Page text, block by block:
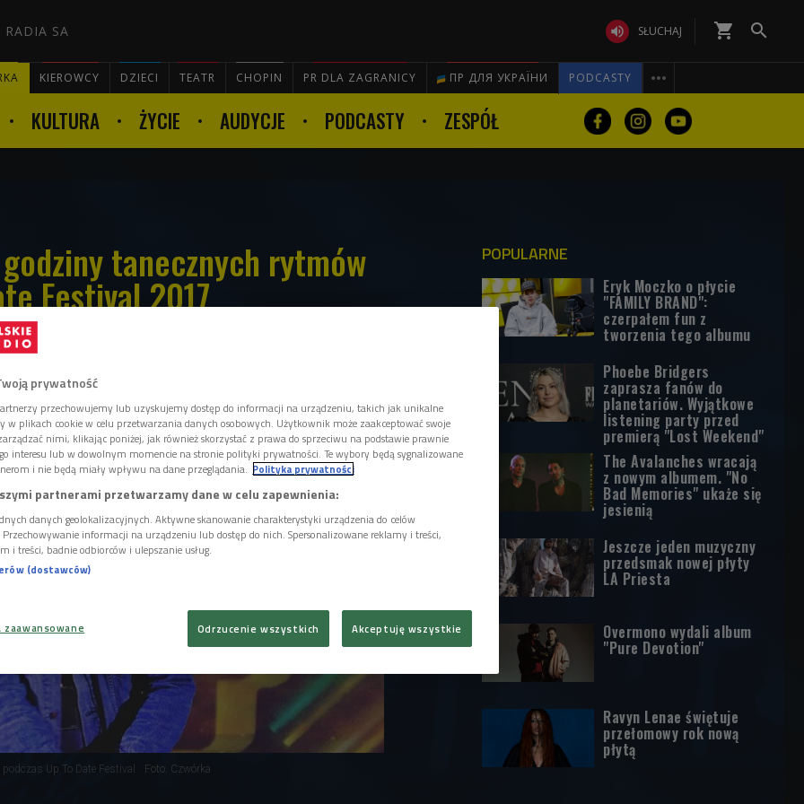
RADIA SA  SŁUCHAJ shopping_cart 
KIEROWCY DZIECI TEATR CHOPIN PR DLA ZAGRANICY ПР ДЛЯ УКРАЇНИ PODCASTY 

KULTURA ŻYCIE AUDYCJE PODCASTY ZESPÓŁ
tanecznych rytmów
Festival 2017
i DJ, prezentujący selekcje
antenie, otworzył drugi dzień Up To
Scenie Czwórki.
Up To Date Festival Foto: Czwórka
POPULARNE
Eryk Moczko o płycie
"FAMILY BRAND":
czerpałem fun z
tworzenia tego albumu
Phoebe Bridgers
zaprasza fanów do
planetariów. Wyjątkowe
listening party przed
premierą "Lost Weekend"
The Avalanches wracają
z nowym albumem. "No
Bad Memories" ukaże się
jesienią
Jeszcze jeden muzyczny
przedsmak nowej płyty
LA Priesta
Overmono wydali album
"Pure Devotion"
Ravyn Lenae świętuje
przełomowy rok nową
płytą
prywatność
przechowujemy lub uzyskujemy dostęp do informacji na urządzeniu, takich jak unikalne
w plikach cookie w celu przetwarzania danych osobowych. Użytkownik może zaakceptować swoje
nimi, klikając poniżej, jak również skorzystać z prawa do sprzeciwu na podstawie prawnie
interesu lub w dowolnym momencie na stronie polityki prywatności. Te wybory będą sygnalizowane
i nie będą miały wpływu na dane przeglądania. Polityka prywatności
partnerami przetwarzamy dane w celu zapewnienia:
danych geolokalizacyjnych. Aktywne skanowanie charakterystyki urządzenia do celów
informacji na urządzeniu lub dostęp do nich. Spersonalizowane reklamy i treści,
i treści, badnie odbiorców i ulepszanie usług.
(dostawców)
Odrzucenie wszystkich Akceptuję wszystkie